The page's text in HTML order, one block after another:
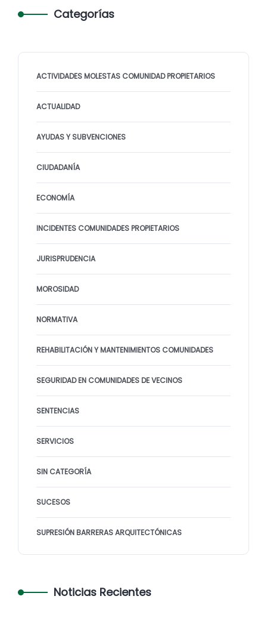
Categorías
ACTIVIDADES MOLESTAS COMUNIDAD PROPIETARIOS
ACTUALIDAD
AYUDAS Y SUBVENCIONES
CIUDADANÍA
ECONOMÍA
INCIDENTES COMUNIDADES PROPIETARIOS
JURISPRUDENCIA
MOROSIDAD
NORMATIVA
REHABILITACIÓN Y MANTENIMIENTOS COMUNIDADES
SEGURIDAD EN COMUNIDADES DE VECINOS
SENTENCIAS
SERVICIOS
SIN CATEGORÍA
SUCESOS
SUPRESIÓN BARRERAS ARQUITECTÓNICAS
Noticias Recientes